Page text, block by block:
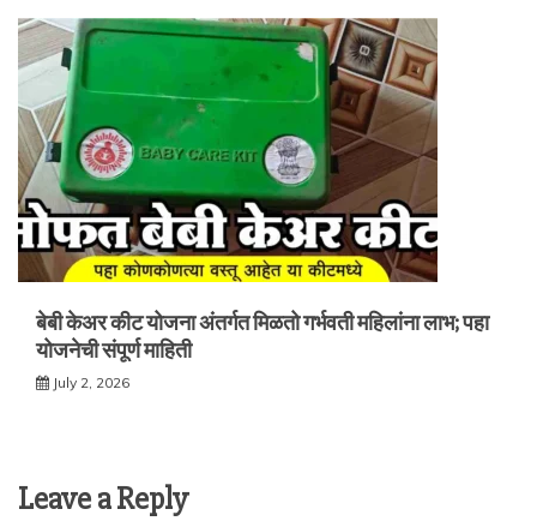
बेबी केअर कीट योजना अंतर्गत मिळतो गर्भवती महिलांना लाभ; पहा
योजनेची संपूर्ण माहिती
July 2, 2026
Leave a Reply